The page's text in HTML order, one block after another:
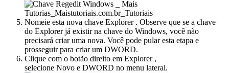
Nomeie esta nova chave Explorer . Observe que se a chave
do Explorer já existir na chave do Windows, você não
precisará criar uma nova. Você pode pular esta etapa e
prosseguir para criar um DWORD.
Clique com o botão direito em Explorer ,
selecione Novo e DWORD no menu lateral.